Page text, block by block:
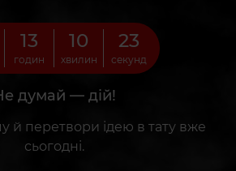
13
годин
10
хвилин
22
секунд
думай — дій!
й перетвори ідею в тату вже
сьогодні.